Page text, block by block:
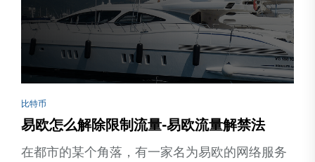
比特币
易欧怎么解除限制流量-易欧流量解禁法
在都市的某个角落，有一家名为易欧的网络服务